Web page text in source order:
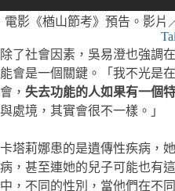
電影《楢山節考》預告。影片
除了社會因素，吳易澄也強調
能會是一個關鍵。「我不光是
會， 失去功能的人如果有一個
與處境，其實會很不一樣。」
卡塔莉娜患的是遺傳性疾病，
病，甚至連她的兒子可能也有
中，不同的性別，當他們在不